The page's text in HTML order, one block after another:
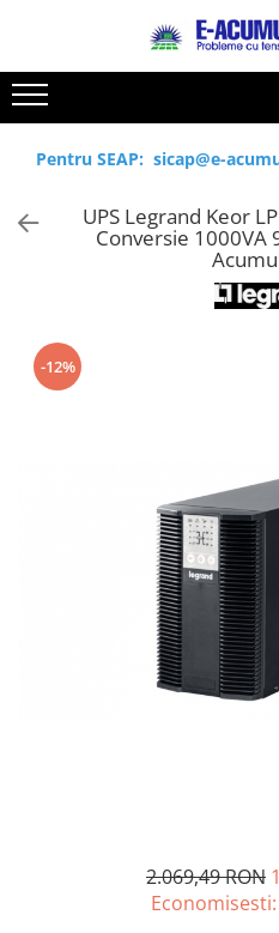
Toate Produsele
Acumulatori, Baterii si
Uzuale
Baterii alcaline
Baterii litiu
Baterii auditive
Accesorii baterii
Incarcatoare acumulatori
Panouri fotovoltaice si accesorii
Panouri fotovoltaice
Sisteme prindere panouri
Controlere solare
Reduceri de vara
Cabluri
Acumulatori
Prelungitoare
Panouri fotovoltaice
Statii de incarcare EV
UPS
Pentru SEAP: sicap@e-
UPS Legrand Keor
Conversie 1000VA
-12%
2.069,49 RON
Economisesti: